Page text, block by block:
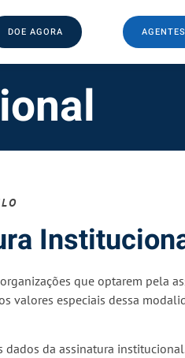
DOE AGORA
que optarem pela
valores especiais dessa
dados da assinatura